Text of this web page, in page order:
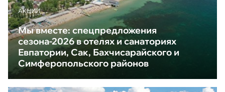
АКЦИИ
Мы вместе: спецпредложения
сезона-2026 в отелях и санаториях
Евпатории, Сак, Бахчисарайского и
Симферопольского районов